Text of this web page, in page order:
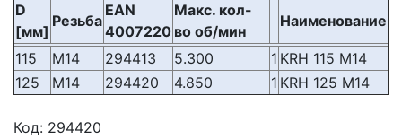
D
[мм]
Резьба
EAN
4007220
Макс. кол-
во об/мин
Наименование
115 M14 294413 5.300 1 KRH 115 M14
125
M14 294420 4.850 1 KRH 125 M14
Код: 294420